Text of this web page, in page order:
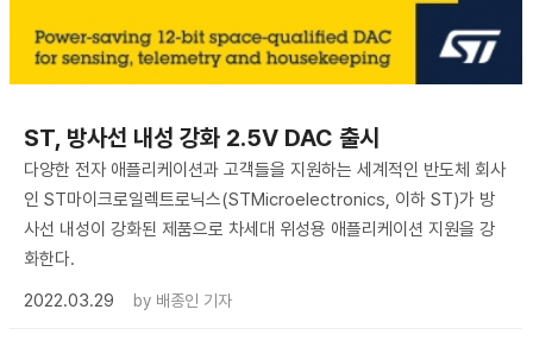
ST, 방사선 내성 강화 2.5V DAC 출시
다양한 전자 애플리케이션과 고객들을 지원하는 세계적인 반도체 회사
인 ST마이크로일렉트로닉스(STMicroelectronics, 이하 ST)가 방
사선 내성이 강화된 제품으로 차세대 위성용 애플리케이션 지원을 강
화한다.
2022.03.29
by 배종인 기자